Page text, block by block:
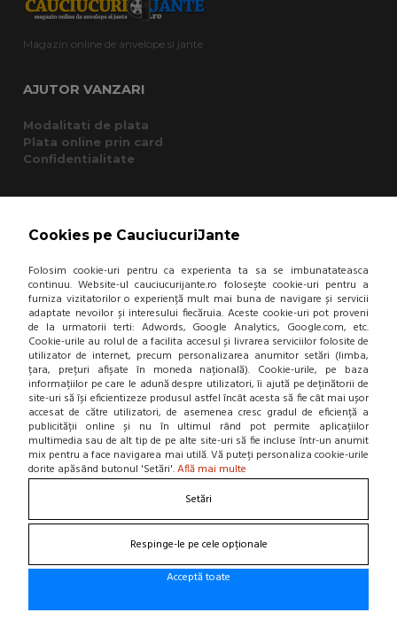
Cookies pe CauciucuriJante
Folosim cookie-uri pentru ca experienta ta sa se imbunatateasca
continuu. Website-ul cauciucurijante.ro folosește cookie-uri pentru a
furniza vizitatorilor o experiență mult mai buna de navigare și servicii
adaptate nevoilor și interesului fiecăruia. Aceste cookie-uri pot proveni
de la urmatorii terti: Adwords, Google Analytics, Google.com, etc.
Cookie-urile au rolul de a facilita accesul și livrarea serviciilor folosite de
utilizator de internet, precum personalizarea anumitor setări (limba,
țara, prețuri afișate în moneda națională). Cookie-urile, pe baza
informațiilor pe care le adună despre utilizatori, îi ajută pe deținătorii de
site-uri să își eficientizeze produsul astfel încât acesta să fie cât mai ușor
accesat de către utilizatori, de asemenea cresc gradul de eficiență a
publicității online și nu în ultimul rând pot permite aplicațiilor
multimedia sau de alt tip de pe alte site-uri să fie incluse într-un anumit
mix pentru a face navigarea mai utilă. Vă puteți personaliza cookie-urile
dorite apăsând butonul 'Setări'.Află mai multe
Setări
Respinge-le pe cele opționale
Acceptă toate
Magazin online de anvelope si jante
AJUTOR VANZARI
Modalitati de plata
Plata online prin card
Confidentialitate
Termeni si conditii
Garantie si returnare
Mod de livrare
Protectia consumatorului - A.N.P.C.
Panou de control GDPR
DESPRE NOI
Contact
Home
Locatie punct de lucru
Departamente
NOU! BLOG
Contacteaza-ne
Suna la 0766 182 324, 0766 182 326
Craiova, Str. Calea Bucuresti, Bl A4, parter
(zona semafoare Institut)